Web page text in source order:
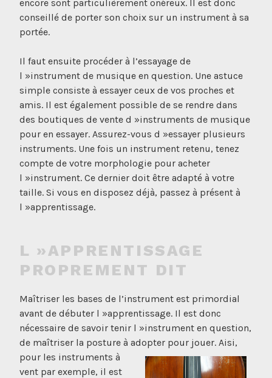
encore sont particulièrement onéreux. Il est donc
conseillé de porter son choix sur un instrument à sa
portée.
Il faut ensuite procéder à l’essayage de
l »instrument de musique en question. Une astuce
simple consiste à essayer ceux de vos proches et
amis. Il est également possible de se rendre dans
des boutiques de vente d »instruments de musique
pour en essayer. Assurez-vous d »essayer plusieurs
instruments. Une fois un instrument retenu, tenez
compte de votre morphologie pour acheter
l »instrument. Ce dernier doit être adapté à votre
taille. Si vous en disposez déjà, passez à présent à
l »apprentissage.
L »APPRENTISSAGE
PROPREMENT DIT
Maîtriser les bases de l’instrument est primordial
avant de débuter l »apprentissage. Il est donc
nécessaire de savoir tenir l »instrument en question,
de maîtriser la posture à adopter pour jouer. Aisi,
pour les instruments à
vent par exemple, il est